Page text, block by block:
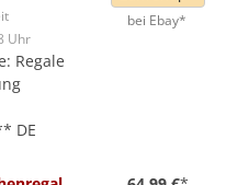
Uhr
Regale
DE
bei Ebay*